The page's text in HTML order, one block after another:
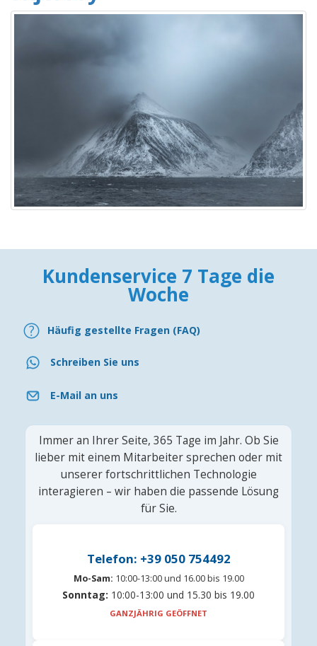
Kundenservice 7 Tage die
Woche
Häufig gestellte Fragen (FAQ)
Schreiben Sie uns
E-Mail an uns
Immer an Ihrer Seite, 365 Tage im Jahr. Ob Sie
lieber mit einem Mitarbeiter sprechen oder mit
unserer fortschrittlichen Technologie
interagieren – wir haben die passende Lösung
für Sie.
Telefon: +39 050 754492
Mo-Sam: 10:00-13:00 und 16.00 bis 19.00
Sonntag: 10:00-13:00 und 15.30 bis 19.00
GANZJÄHRIG GEÖFFNET